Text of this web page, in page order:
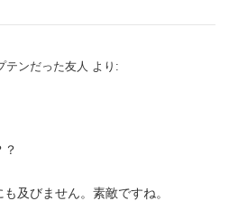
テンだった友人 より:
及びません。素敵ですね。